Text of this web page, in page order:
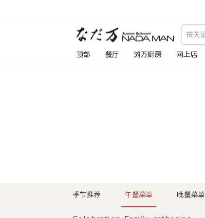
顶部 餐厅 滩万厨房 网上店
季节推荐 午餐菜单 晚餐菜单